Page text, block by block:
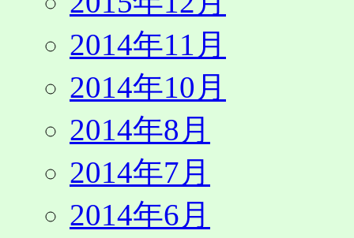
2014年11月
2014年10月
2014年8月
2014年7月
2014年6月